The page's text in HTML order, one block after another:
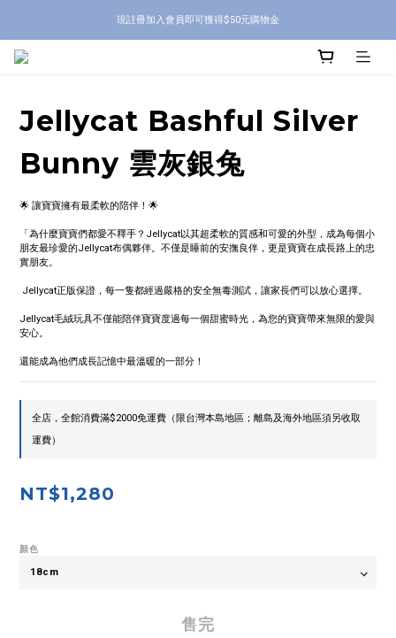
現註冊加入會員即可獲得$50元購物金
Jellycat Bashful Silver
Bunny 雲灰銀兔
🌟 讓寶寶擁有最柔軟的陪伴！🌟
「為什麼寶寶們都愛不釋手？Jellycat以其超柔軟的質感和可愛的外型，成為每個小
朋友最珍愛的Jellycat布偶夥伴。不僅是睡前的安撫良伴，更是寶寶在成長路上的忠
實朋友。
Jellycat正版保證，每一隻都經過嚴格的安全無毒測試，讓家長們可以放心選擇。
Jellycat毛絨玩具不僅能陪伴寶寶度過每一個甜蜜時光，為您的寶寶帶來無限的愛與
安心。
還能成為他們成長記憶中最溫暖的一部分！
全店，全館消費滿$2000免運費（限台灣本島地區；離島及海外地區須另收取
運費）
NT$1,280
顏色
售完